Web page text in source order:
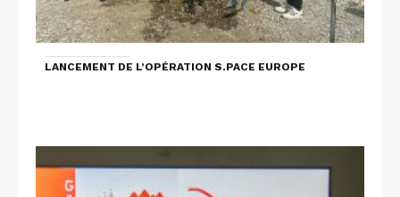
LANCEMENT DE L’OPÉRATION S.PACE EUROPE